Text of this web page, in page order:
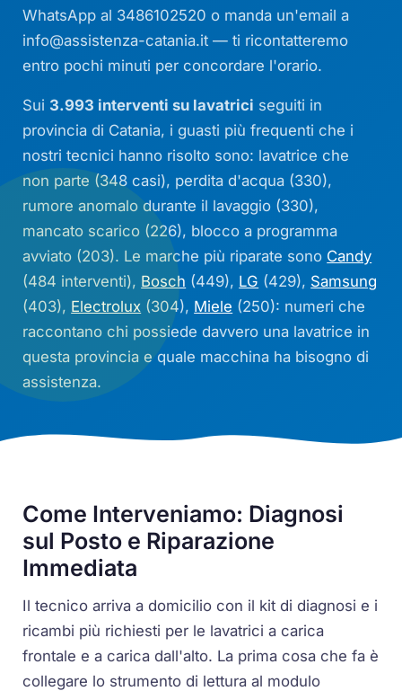
WhatsApp al 3486102520 o manda un'email a
info@assistenza-catania.it — ti ricontatteremo
entro pochi minuti per concordare l'orario.
Sui 3.993 interventi su lavatrici seguiti in
provincia di Catania, i guasti più frequenti che i
nostri tecnici hanno risolto sono: lavatrice che
non parte (348 casi), perdita d'acqua (330),
rumore anomalo durante il lavaggio (330),
mancato scarico (226), blocco a programma
avviato (203). Le marche più riparate sono Candy
(484 interventi), Bosch (449), LG (429), Samsung
(403), Electrolux (304), Miele (250): numeri che
raccontano chi possiede davvero una lavatrice in
questa provincia e quale macchina ha bisogno di
assistenza.
Come Interveniamo: Diagnosi
sul Posto e Riparazione
Immediata
Il tecnico arriva a domicilio con il kit di diagnosi e i
ricambi più richiesti per le lavatrici a carica
frontale e a carica dall'alto. La prima cosa che fa è
collegare lo strumento di lettura al modulo